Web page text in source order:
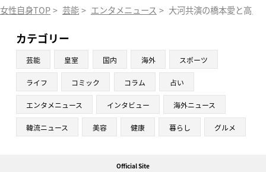
女性自身TOP > 芸能 > エンタメニュース > 大河共演の橋本愛と高良
カテゴリー
芸能 皇室 国内 海外 スポーツ
ライフ コミック コラム 占い
エンタメニュース インタビュー 海外ニュース
韓流ニュース 美容 健康 暮らし グルメ
Official Site